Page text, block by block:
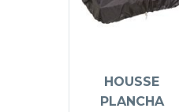
HOUSSE
PLANCHA